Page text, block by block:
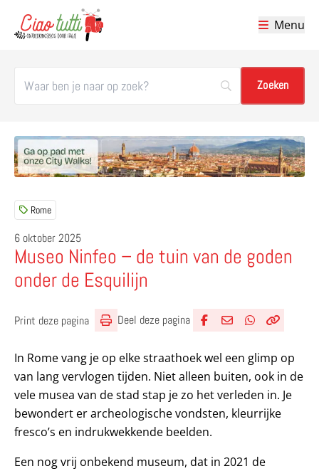
Menu
Rome
6 oktober 2025
Museo Ninfeo – de tuin van de goden
onder de Esquilijn
Print deze pagina Deel deze pagina
In Rome vang je op elke straathoek wel een glimp op
van lang vervlogen tijden. Niet alleen buiten, ook in de
vele musea van de stad stap je zo het verleden in. Je
bewondert er archeologische vondsten, kleurrijke
fresco’s en indrukwekkende beelden.
Een nog vrij onbekend museum, dat in 2021 de